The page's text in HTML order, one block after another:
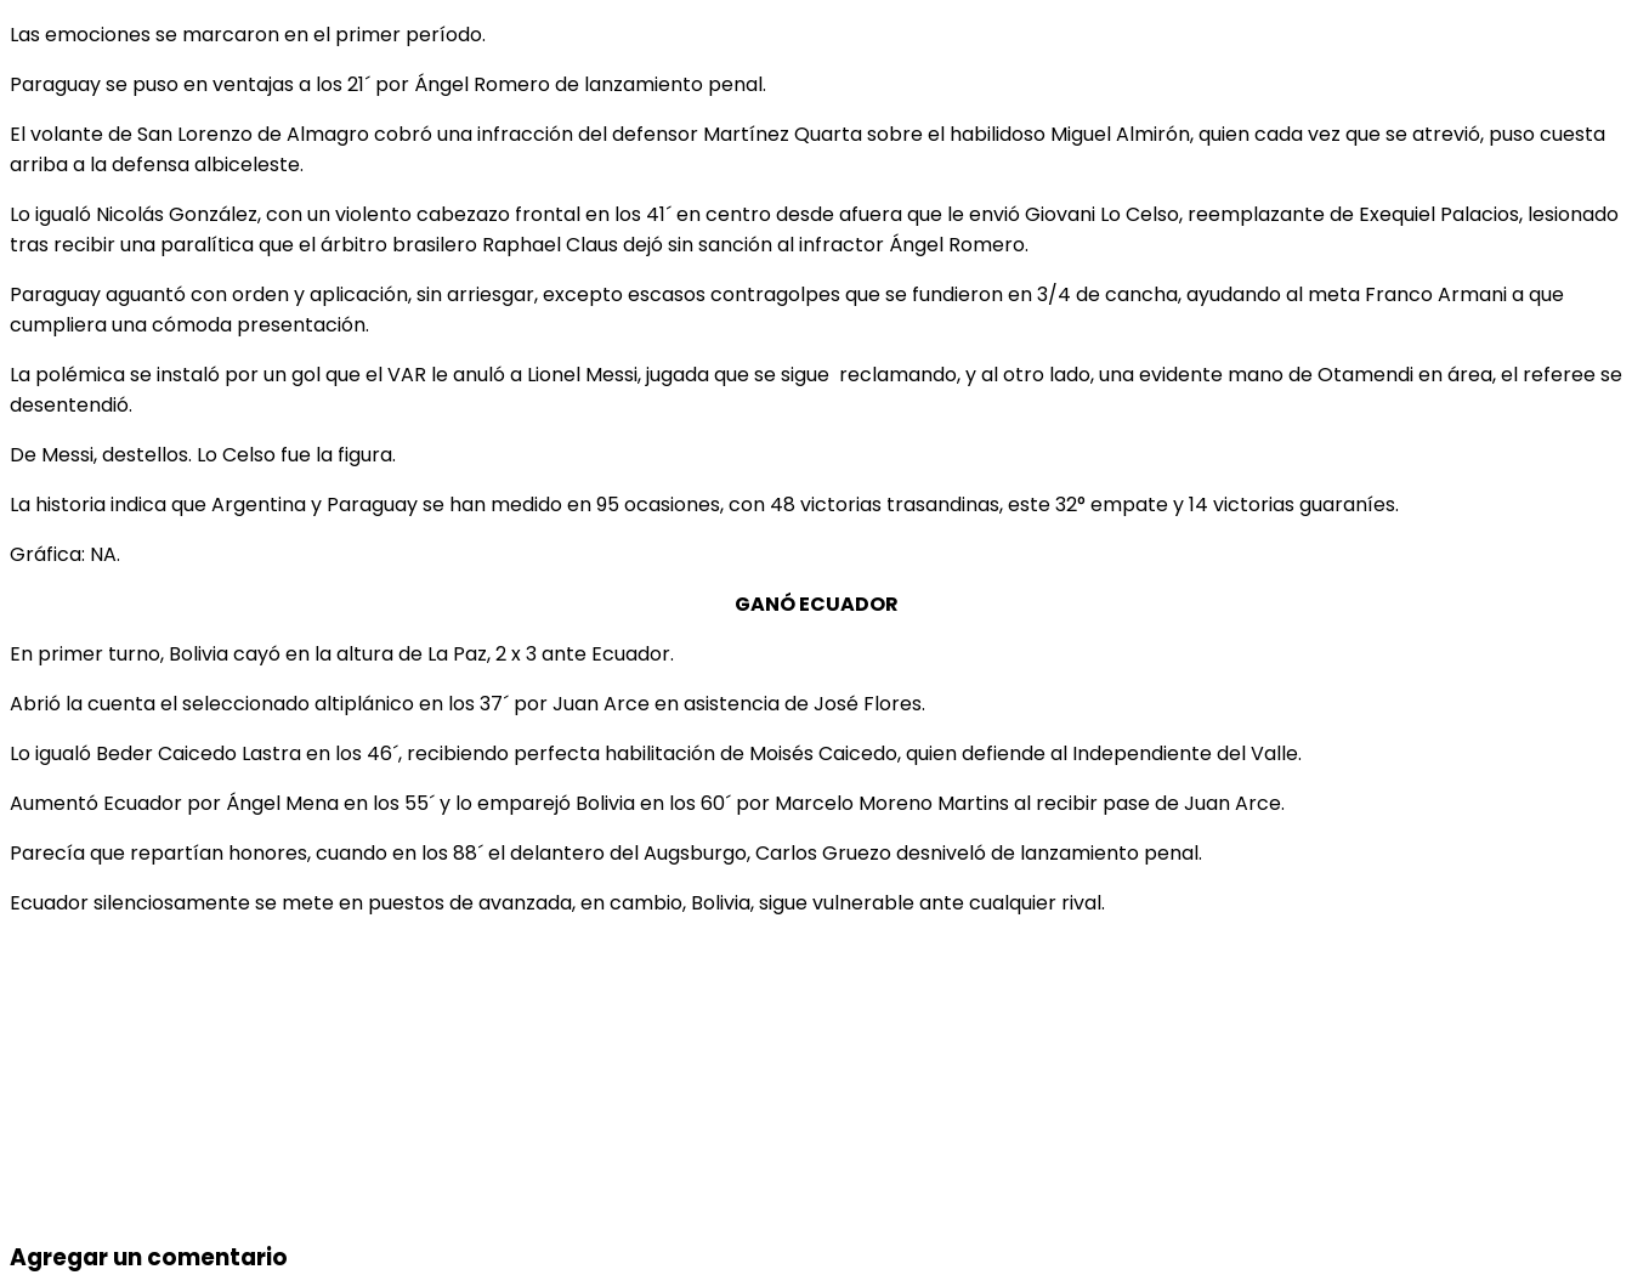
Las emociones se marcaron en el primer período.
Paraguay se puso en ventajas a los 21´ por Ángel Romero de lanzamiento penal.
El volante de San Lorenzo de Almagro cobró una infracción del defensor Martínez Quarta sobre el habilidoso Miguel Almirón, quien cada vez que se atrevió, puso cuesta
arriba a la defensa albiceleste.
Lo igualó Nicolás González, con un violento cabezazo frontal en los 41´ en centro desde afuera que le envió Giovani Lo Celso, reemplazante de Exequiel Palacios, lesionado
tras recibir una paralítica que el árbitro brasilero Raphael Claus dejó sin sanción al infractor Ángel Romero.
Paraguay aguantó con orden y aplicación, sin arriesgar, excepto escasos contragolpes que se fundieron en 3/4 de cancha, ayudando al meta Franco Armani a que
cumpliera una cómoda presentación.
La polémica se instaló por un gol que el VAR le anuló a Lionel Messi, jugada que se sigue reclamando, y al otro lado, una evidente mano de Otamendi en área, el referee se
desentendió.
De Messi, destellos. Lo Celso fue la figura.
La historia indica que Argentina y Paraguay se han medido en 95 ocasiones, con 48 victorias trasandinas, este 32° empate y 14 victorias guaraníes.
Gráfica: NA.
GANÓ ECUADOR
En primer turno, Bolivia cayó en la altura de La Paz, 2 x 3 ante Ecuador.
Abrió la cuenta el seleccionado altiplánico en los 37´ por Juan Arce en asistencia de José Flores.
Lo igualó Beder Caicedo Lastra en los 46´, recibiendo perfecta habilitación de Moisés Caicedo, quien defiende al Independiente del Valle.
Aumentó Ecuador por Ángel Mena en los 55´ y lo emparejó Bolivia en los 60´ por Marcelo Moreno Martins al recibir pase de Juan Arce.
Parecía que repartían honores, cuando en los 88´ el delantero del Augsburgo, Carlos Gruezo desniveló de lanzamiento penal.
Ecuador silenciosamente se mete en puestos de avanzada, en cambio, Bolivia, sigue vulnerable ante cualquier rival.
Agregar un comentario